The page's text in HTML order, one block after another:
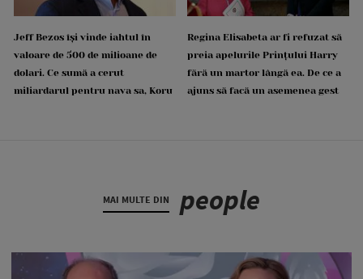
Jeff Bezos își vinde iahtul în
valoare de 500 de milioane de
dolari. Ce sumă a cerut
miliardarul pentru nava sa, Koru
Regina Elisabeta ar fi refuzat să
preia apelurile Prințului Harry
fără un martor lângă ea. De ce a
ajuns să facă un asemenea gest
MAI MULTE DIN people